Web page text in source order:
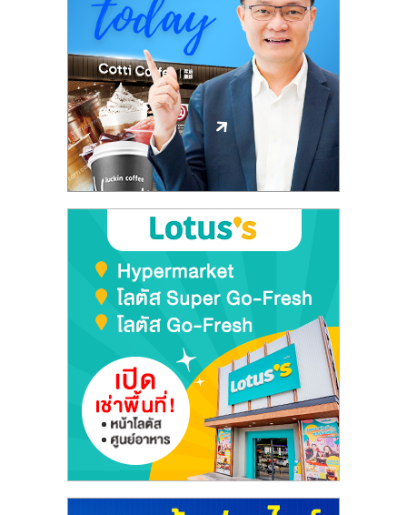
ปรึกษา
การ
ลงทุน
และ
ขยาย
ไชส์,